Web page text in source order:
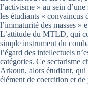
l’activisme » au sein
les étudiants « convaincus
l’immaturité des masses »
L’attitude du MTLD, qui
simple instrument du
l’égard des intellectuels
catégories. Ce sectarisme
Arkoun, alors étudiant, qui
élément de coercition et de